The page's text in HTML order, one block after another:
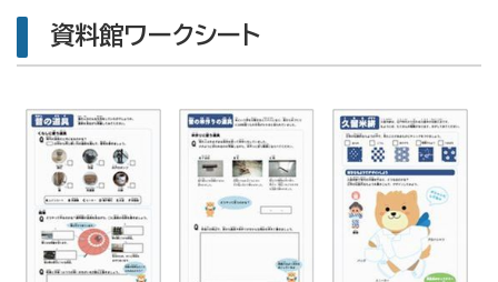
資料館ワークシート